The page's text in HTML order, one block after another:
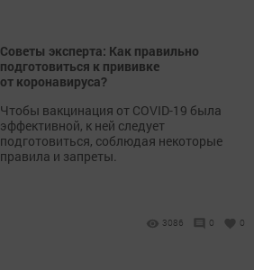
Советы эксперта: Как правильно
подготовиться к прививке
от коронавируса?
Чтобы вакцинация от COVID-19 была
эффективной, к ней следует
подготовиться, соблюдая некоторые
правила и запреты.
3086 0 0